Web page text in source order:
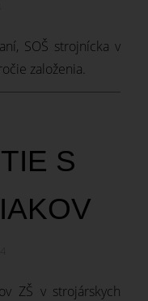
SOŠ strojnícka v
založenia.
S
ZŠ v strojárskych